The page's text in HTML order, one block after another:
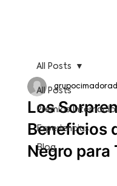
All Posts
Premios
Experiencias
Blog
All Posts
Los
Beneficios
Negro para